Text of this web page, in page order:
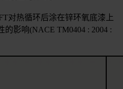
对热循环后涂在锌环氧底漆上
影响(NACE TM0404 : 2004 :